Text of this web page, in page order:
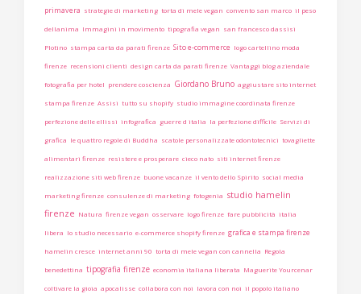
primavera strategie di marketing torta di mele vegan convento san marco il peso
dellanima Immagini in movimento tipografia vegan san francesco dassisi
Plotino stampa carta da parati firenze Sito e-commerce logo cartellino moda
firenze recensioni clienti design carta da parati firenze Vantaggi blog aziendale
fotografia per hotel prendere coscienza Giordano Bruno aggiustare sito internet
stampa firenze Assisi tutto su shopify studio immagine coordinata firenze
perfezione delle ellissi infografica guerre d italia la perfezione difficile Servizi di
grafica le quattro regole di Buddha scatole personalizzate odontotecnici tovagliette
alimentari firenze resistere e prosperare cieco nato siti internet firenze
realizzazione siti web firenze buone vacanze il vento dello Spirito social media
marketing firenze consulenze di marketing fotogenia studio hamelin
firenze Natura firenze vegan osservare logo firenze fare pubblicità italia
libera lo studio necessario e-commerce shopify firenze grafica e stampa firenze
hamelin cresce internet anni 90 torta di mele vegan con cannella Regola
benedettina tipografia firenze economia italiana liberata Maguerite Yourcenar
coltivare la gioia apocalisse collabora con noi lavora con noi il popolo italiano